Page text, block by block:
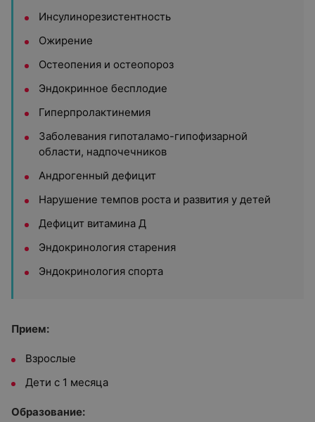
Инсулинорезистентность
Ожирение
Остеопения и остеопороз
Эндокринное бесплодие
Гиперпролактинемия
Заболевания гипоталамо-гипофизарной
области, надпочечников
Андрогенный дефицит
Нарушение темпов роста и развития у детей
Дефицит витамина Д
Эндокринология старения
Эндокринология спорта
Прием:
Взрослые
Дети с 1 месяца
Образование: